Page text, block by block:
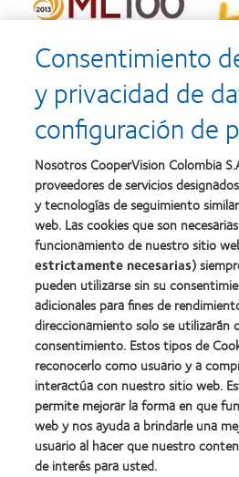
Nuestros productos
Encuentra tu lente
Tecnología de lentes de
Lentes de contacto y visión
Consentimiento
y privacidad de
configuración de
Nosotros CooperVision Colombia
proveedores de servicios
y tecnologías de seguimiento
web. Las cookies que son
funcionamiento de nuestro sitio
estrictamente necesarias)
pueden utilizarse sin su
adicionales para fines de
direccionamiento solo se utilizarán
consentimiento. Estos tipos de
reconocerlo como usuario y a
interactúa con nuestro sitio web.
permite mejorar la forma en que
web y nos ayuda a brindarle una
usuario al hacer que nuestro
de interés para usted.